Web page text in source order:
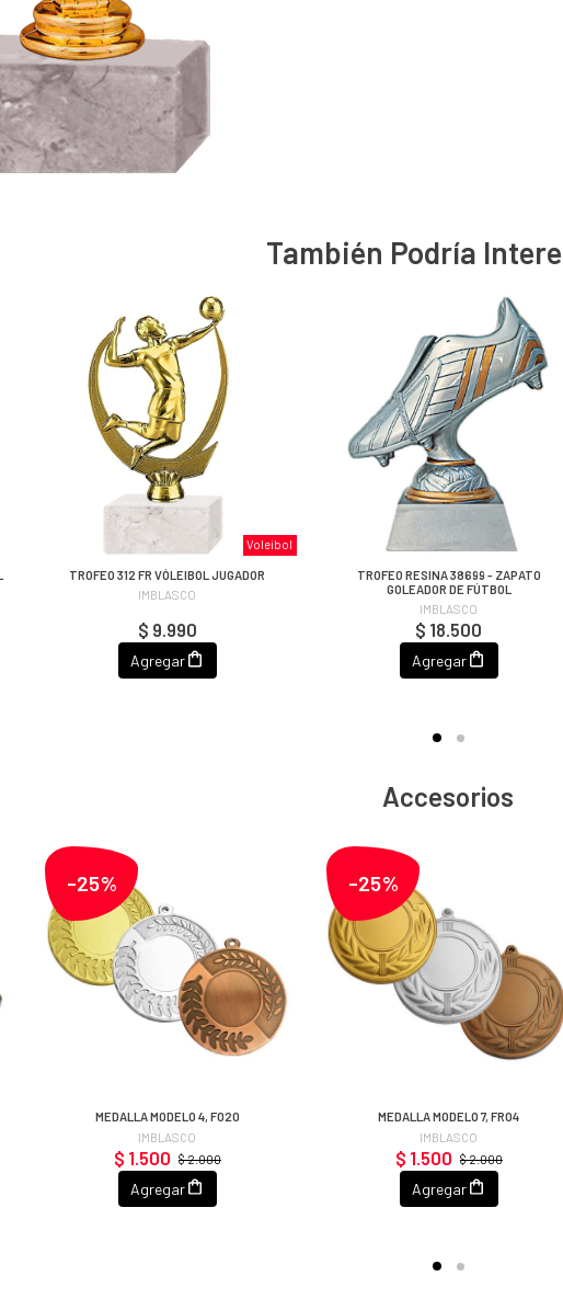
También Podría
Voleibol
TROFEO 312 FR VÓLEIBOL JUGADOR
IMBLASCO
$ 9.990
Agregar
TROFEO RESINA 38699 - ZAPATO
GOLEADOR DE FÚTBOL
IMBLASCO
$ 18.500
Agregar
Accesorios
-25%
MEDALLA MODELO 4, F020
IMBLASCO
$ 2.000
$ 1.500
Agregar
-25%
MEDALLA MODELO 7, FR04
IMBLASCO
$ 2.000
$ 1.500
Agregar